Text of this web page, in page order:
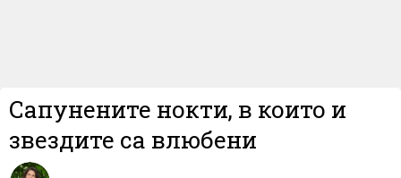
Сапунените нокти, в които и
звездите са влюбени